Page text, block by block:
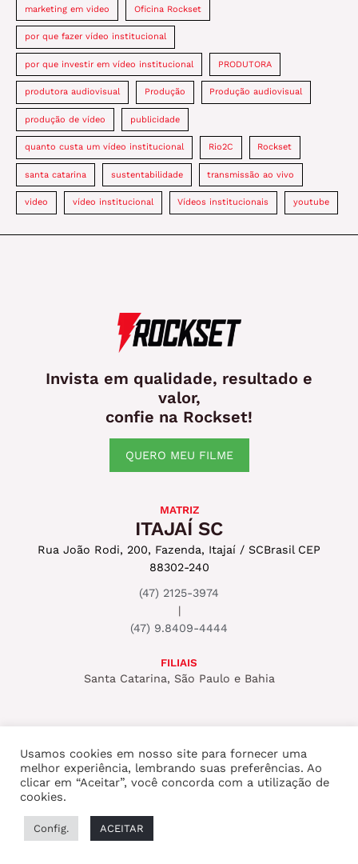
marketing em video Oficina Rockset
por que fazer vídeo institucional
por que investir em vídeo institucional PRODUTORA
produtora audiovisual Produção Produção audiovisual
produção de vídeo publicidade
quanto custa um vídeo institucional Rio2C Rockset
santa catarina sustentabilidade transmissão ao vivo
video vídeo institucional Vídeos institucionais youtube
Invista em qualidade, resultado e
valor,
confie na Rockset!
QUERO MEU FILME
MATRIZ
ITAJAÍ SC
Rua João Rodi, 200, Fazenda, Itajaí / SCBrasil CEP
88302-240
(47) 2125-3974
|
(47) 9.8409-4444
FILIAIS
Santa Catarina, São Paulo e Bahia
Copyright © 2026 ROCKSET PRODUTORA
Usamos cookies em nosso site para fornecer uma
melhor experiência, lembrando suas preferências. Ao
clicar em “Aceitar”, você concorda com a utilização de
cookies.
Config. ACEITAR